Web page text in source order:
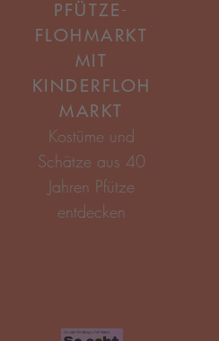
PFÜTZE-
FLOHMARKT
MIT
KINDERFLOH
MARKT